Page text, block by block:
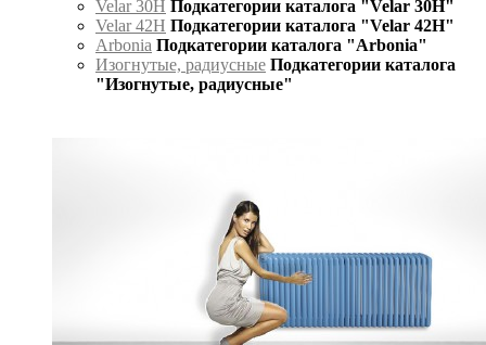
Velar 30H Подкатегории каталога "Velar 30H"
Velar 42H Подкатегории каталога "Velar 42H"
Arbonia Подкатегории каталога "Arbonia"
Изогнутые, радиусные Подкатегории каталога
"Изогнутые, радиусные"